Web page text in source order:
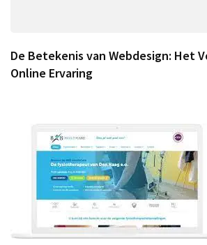
De Betekenis van Webdesign: Het
Online Ervaring